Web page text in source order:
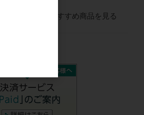
すべてのおすすめ商品を見る